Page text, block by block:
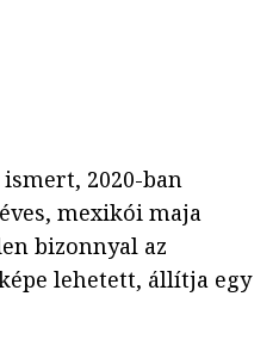
2020-ban
mexikói maja
bizonnyal az
lehetett, állítja egy